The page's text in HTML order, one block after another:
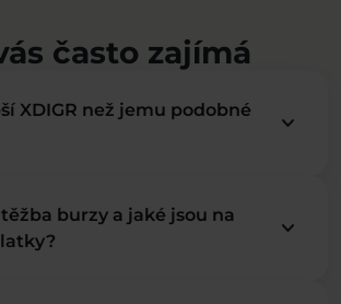
často zajímá
XDIGR než jemu podobné
keyboard_arrow_down
burzy a jaké jsou na
keyboard_arrow_down